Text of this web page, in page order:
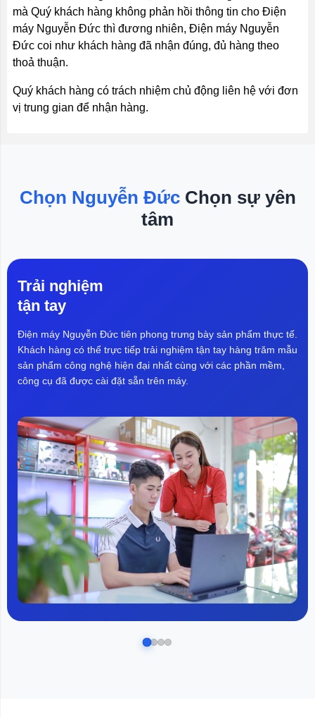
mà Quý khách hàng không phản hồi thông tin cho Điện
máy Nguyễn Đức thì đương nhiên, Điện máy Nguyễn
Đức coi như khách hàng đã nhận đúng, đủ hàng theo
thoả thuận.
Quý khách hàng có trách nhiệm chủ động liên hệ với đơn
vị trung gian để nhận hàng.
Chọn Nguyễn Đức Chọn sự yên
tâm
Trải nghiệm
tận tay
Điện máy Nguyễn Đức tiên phong trưng bày sản phẩm thực tế.
Khách hàng có thể trực tiếp trải nghiệm tận tay hàng trăm mẫu
sản phẩm công nghệ hiện đại nhất cùng với các phần mềm,
công cụ đã được cài đặt sẵn trên máy.